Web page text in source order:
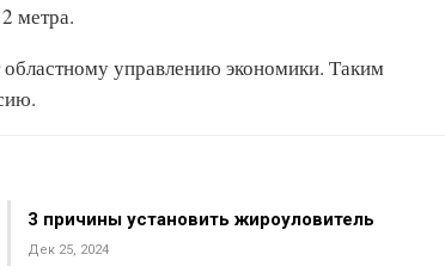
метра.
управлению экономики. Таким
3 причины установить жироуловитель
Дек 25, 2024